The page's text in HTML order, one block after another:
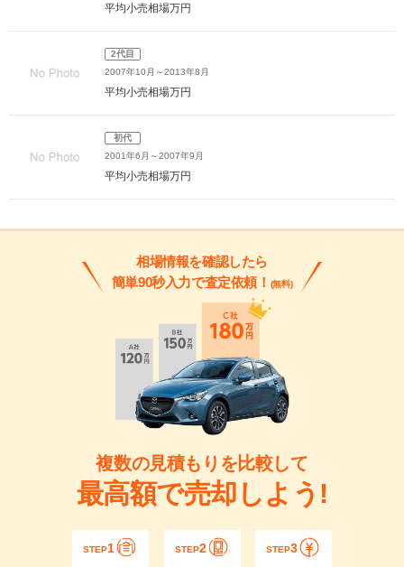
平均小売相場万円
2代目
2007年10月～2013年8月
平均小売相場万円
初代
2001年6月～2007年9月
平均小売相場万円
相場情報を確認したら
簡単90秒入力で査定依頼！ (無料)
複数の見積もりを比較して
最高額で売却しよう!
STEP1 STEP2 STEP3